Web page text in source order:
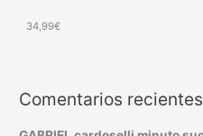
34,99€
Comentarios recientes